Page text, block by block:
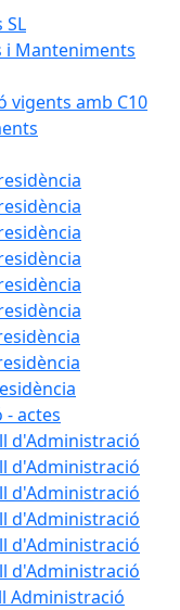
SL
i Manteniments
vigents amb C10
- actes
d'Administració
d'Administració
d'Administració
d'Administració
d'Administració
d'Administració
Administració